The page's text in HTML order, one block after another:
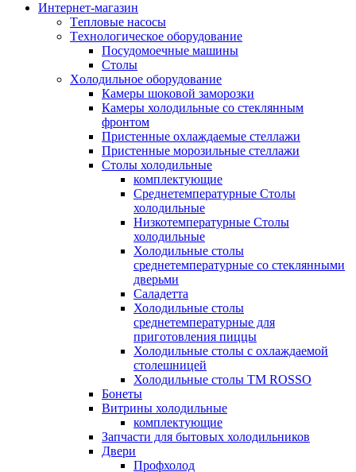
Интернет-магазин
Tепловые насосы
Tехнологическое оборудование
Посудомоечные машины
Столы
Xолодильное оборудование
Камеры шоковой заморозки
Камеры холодильные со стеклянным
фронтом
Пристенные охлаждаемые стеллажи
Пристенные морозильные стеллажи
Столы холодильные
комплектующие
Среднетемпературные Столы
холодильные
Низкотемпературные Столы
холодильные
Холодильные столы
среднетемпературные со стеклянными
дверьми
Саладетта
Холодильные столы
среднетемпературные для
приготовления пиццы
Холодильные столы с охлаждаемой
столешницей
Холодильные столы ТМ ROSSO
Бонеты
Витрины холодильные
комплектующие
Запчасти для бытовых холодильников
Двери
Профхолод